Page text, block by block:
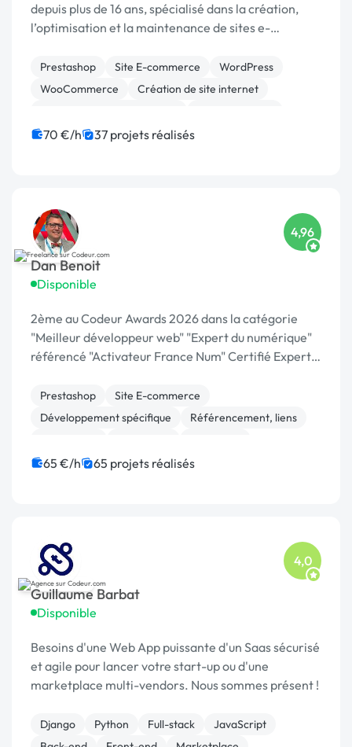
depuis plus de 16 ans, spécialisé dans la création,
l’optimisation et la maintenance de sites e-
WooCommerce. Mon
Prestashop Site E-commerce
WordPress
WooCommerce
Création de site internet
Logo
70 €/h 37 projets réalisés
Dan Benoit
Disponible
4,96
2ème au Codeur Awards 2026 dans la catégorie
"Meilleur développeur web" "Expert du numérique"
référencé "Activateur France Num" Certifié Expert
ecommerce
Prestashop
Site E-commerce
Développement spécifique
Référencement, liens
Gestion de projet
Marketplace
65 €/h 65 projets réalisés
Guillaume Barbat
Disponible
4,0
Besoins d'une Web App puissante d'un Saas sécurisé
et agile pour lancer votre start-up ou d'une
marketplace multi-vendors. Nous sommes présent !
Django Python Full-stack
JavaScript